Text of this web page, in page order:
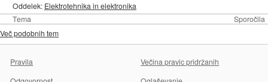
Tema Sporočila
Oddelek: Elektrotehnika in elektronika
Več podobnih tem
Pravila
Večina pravic pridržanih